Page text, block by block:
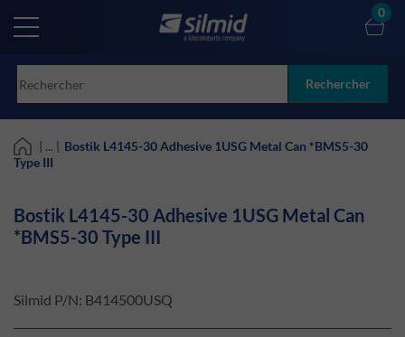
main
Rechercher
0
| ... | Bostik L4145-30 Adhesive 1USG Metal Can *BMS5-30
Type III
Bostik L4145-30 Adhesive 1USG Metal Can
*BMS5-30 Type III
Silmid P/N: B414500USQ